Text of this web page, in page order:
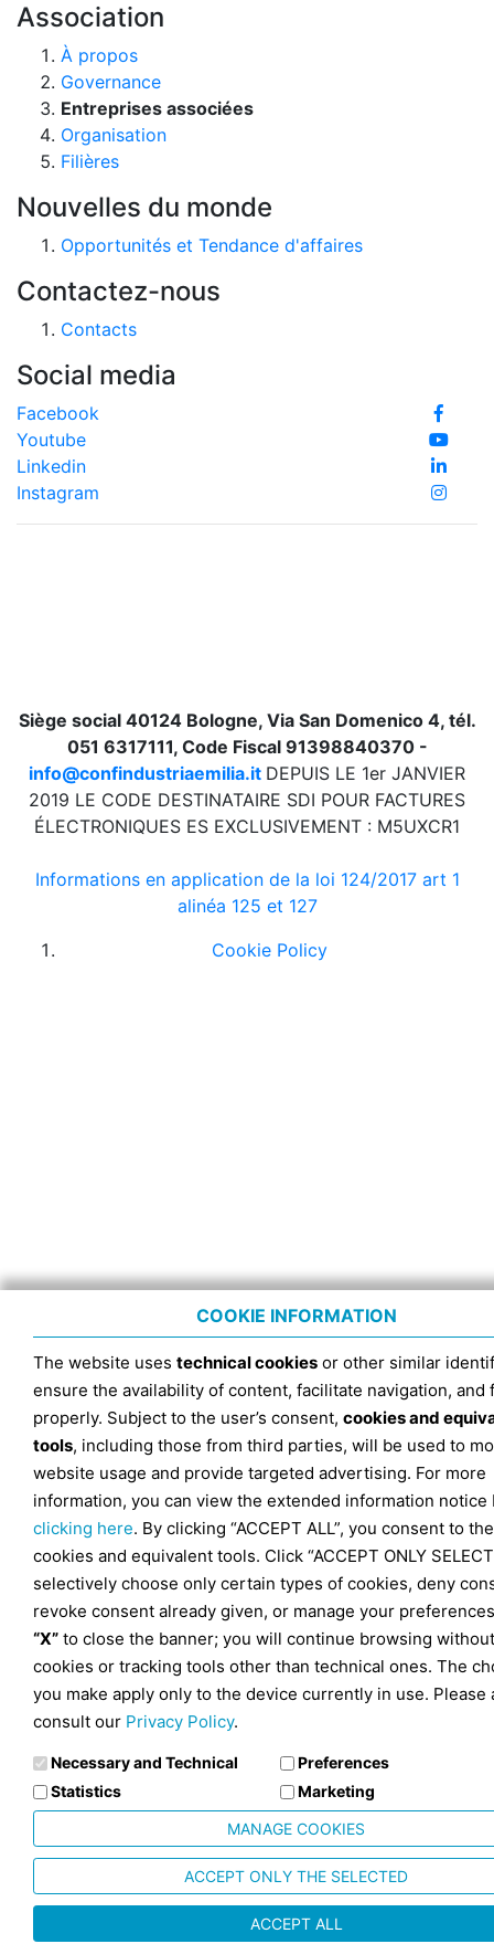
Association
À propos
Governance
Entreprises associées
Organisation
Filières
Nouvelles du monde
Opportunités et Tendance d'affaires
Contactez-nous
Contacts
Social media
Facebook
Youtube
Linkedin
Instagram
Siège social 40124 Bologne, Via San Domenico 4, tél.
051 6317111, Code Fiscal 91398840370 -
info@confindustriaemilia.it DEPUIS LE 1er JANVIER
2019 LE CODE DESTINATAIRE SDI POUR FACTURES
ÉLECTRONIQUES ES EXCLUSIVEMENT : M5UXCR1
Informations en application de la loi 124/2017 art 1
alinéa 125 et 127
Cookie Policy
COOKIE INFORMATION
The website uses technical cookies or other similar
ensure the availability of content, facilitate navigation, and
properly. Subject to the user’s consent, cookies and
tools, including those from third parties, will be used to
website usage and provide targeted advertising. For more
information, you can view the extended information notice
clicking here. By clicking “ACCEPT ALL”, you consent to
cookies and equivalent tools. Click “ACCEPT ONLY
selectively choose only certain types of cookies, deny
revoke consent already given, or manage your
“X” to close the banner; you will continue browsing without
cookies or tracking tools other than technical ones. The
you make apply only to the device currently in use. Please
consult our Privacy Policy.
Necessary and Technical
Preferences
Statistics
Marketing
MANAGE COOKIES
ACCEPT ONLY THE SELECTED
ACCEPT ALL